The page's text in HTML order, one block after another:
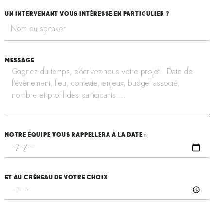
UN INTERVENANT VOUS INTÉRESSE EN PARTICULIER ?
MESSAGE
NOTRE ÉQUIPE VOUS RAPPELLERA À LA DATE :
ET AU CRÉNEAU DE VOTRE CHOIX